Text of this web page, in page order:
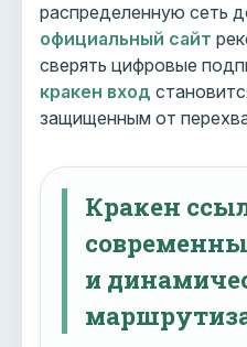
распределенную сеть
официальный сайт
сверять цифровые
кракен вход
защищенным от
Кракен
и